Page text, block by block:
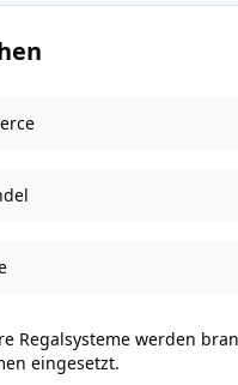
Regalsysteme werden
eingesetzt.